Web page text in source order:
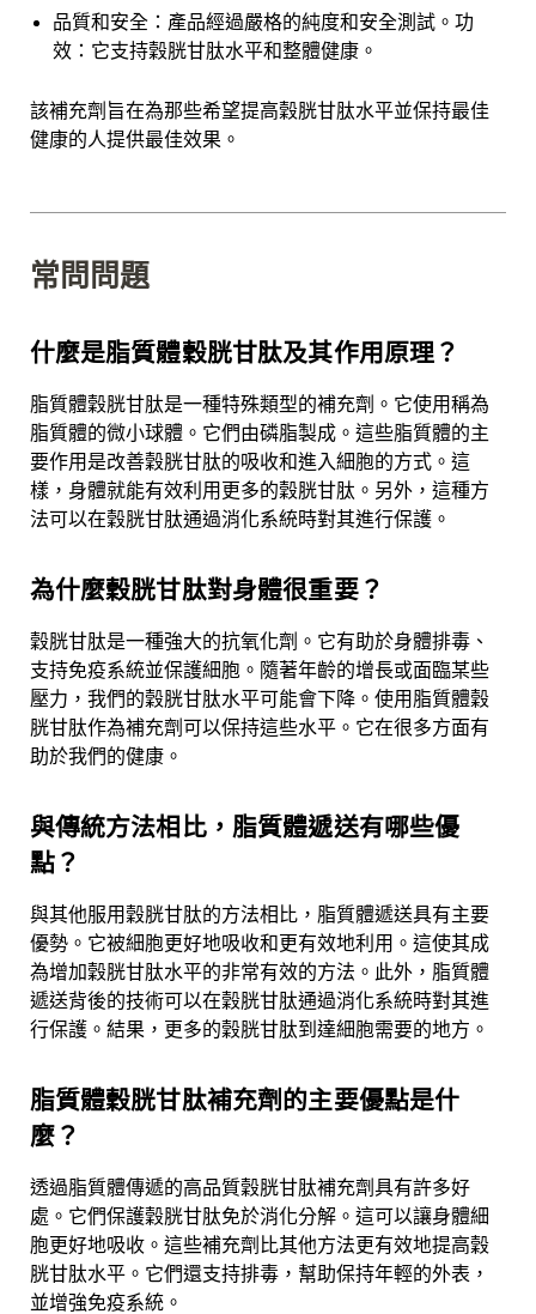
品質和安全：產品經過嚴格的純度和安全測試。功
效：它支持穀胱甘肽水平和整體健康。
該補充劑旨在為那些希望提高穀胱甘肽水平並保持最佳
健康的人提供最佳效果。
常問問題
什麼是脂質體穀胱甘肽及其作用原理？
脂質體穀胱甘肽是一種特殊類型的補充劑。它使用稱為
脂質體的微小球體。它們由磷脂製成。這些脂質體的主
要作用是改善穀胱甘肽的吸收和進入細胞的方式。這
樣，身體就能有效利用更多的穀胱甘肽。另外，這種方
法可以在穀胱甘肽通過消化系統時對其進行保護。
為什麼穀胱甘肽對身體很重要？
穀胱甘肽是一種強大的抗氧化劑。它有助於身體排毒、
支持免疫系統並保護細胞。 隨著年齡的增長或面臨某些
壓力，我們的穀胱甘肽水平可能會下降。使用脂質體穀
胱甘肽作為補充劑可以保持這些水平。它在很多方面有
助於我們的健康。
與傳統方法相比，脂質體遞送有哪些優
點？
與其他服用穀胱甘肽的方法相比，脂質體遞送具有主要
優勢。它被細胞更好地吸收和更有效地利用。這使其成
為增加穀胱甘肽水平的非常有效的方法。此外，脂質體
遞送背後的技術可以在穀胱甘肽通過消化系統時對其進
行保護。結果，更多的穀胱甘肽到達細胞需要的地方。
脂質體穀胱甘肽補充劑的主要優點是什
麼？
透過脂質體傳遞的高品質穀胱甘肽補充劑具有許多好
處。它們保護穀胱甘肽免於消化分解。這可以讓身體細
胞更好地吸收。這些補充劑比其他方法更有效地提高穀
胱甘肽水平。它們還支持排毒，幫助保持年輕的外表，
並增強免疫系統。